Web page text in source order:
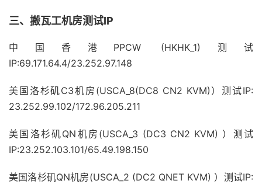
三、搬瓦工机房测试IP
中国香港PPCW (HKHK_1)测试
IP:69.171.64.4/23.252.97.148
美国洛杉矶C3机房(USCA_8(DC8 CN2 KVM)）测试IP:
23.252.99.102/172.96.205.211
美国洛杉矶QN机房(USCA_3 (DC3 CN2 KVM) ）测试
IP:23.252.103.101/65.49.198.150
美国洛杉矶QN机房(USCA_2 (DC2 QNET KVM) ）测试IP: